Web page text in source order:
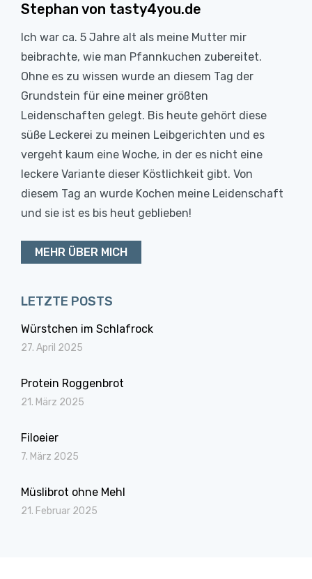
Stephan von tasty4you.de
Ich war ca. 5 Jahre alt als meine Mutter mir
beibrachte, wie man Pfannkuchen zubereitet.
Ohne es zu wissen wurde an diesem Tag der
Grundstein für eine meiner größten
Leidenschaften gelegt. Bis heute gehört diese
süße Leckerei zu meinen Leibgerichten und es
vergeht kaum eine Woche, in der es nicht eine
leckere Variante dieser Köstlichkeit gibt. Von
diesem Tag an wurde Kochen meine Leidenschaft
und sie ist es bis heut geblieben!
MEHR ÜBER MICH
LETZTE POSTS
Würstchen im Schlafrock
27. April 2025
Protein Roggenbrot
21. März 2025
Filoeier
7. März 2025
Müslibrot ohne Mehl
21. Februar 2025